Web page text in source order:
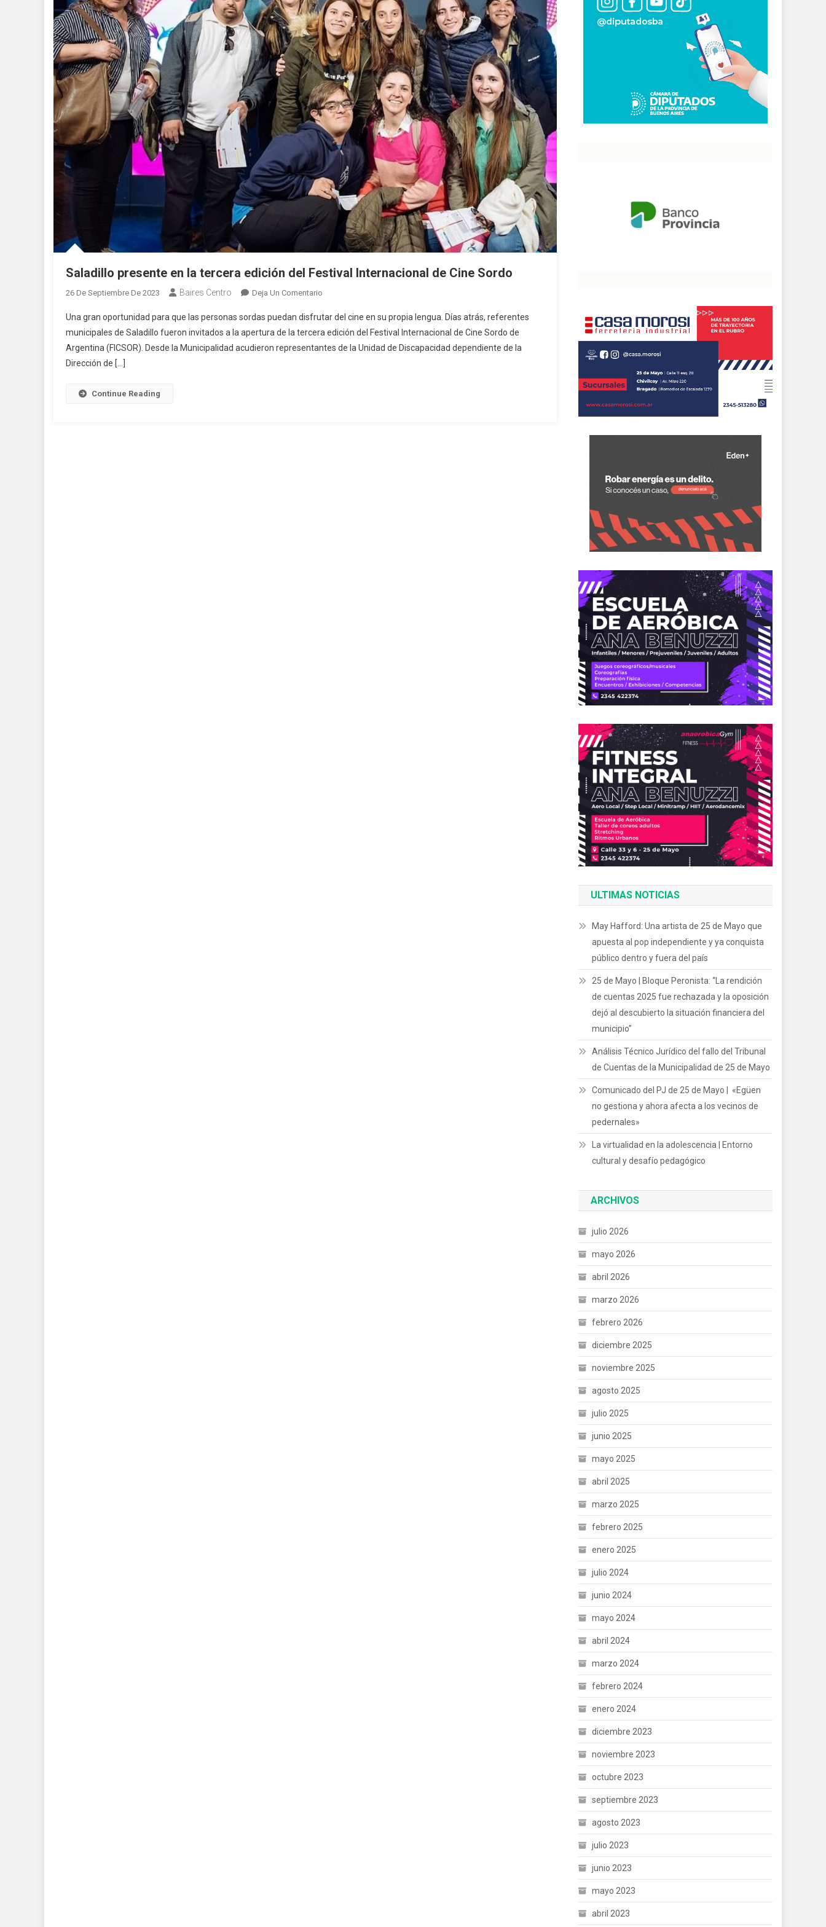
Saladillo presente en la tercera edición del Festival Internacional de Cine Sordo
26 De Septiembre De 2023 Baires Centro Deja Un Comentario
Presente
En
La
Una gran oportunidad para que las personas sordas puedan disfrutar del cine en su propia lengua. Días atrás, referentes
municipales de Saladillo fueron invitados a la apertura de la tercera edición del Festival Internacional de Cine Sordo de
Argentina (FICSOR). Desde la Municipalidad acudieron representantes de la Unidad de Discapacidad dependiente de la
Dirección de […]
Continue Reading
ULTIMAS NOTICIAS
May Hafford: Una artista de 25 de Mayo que
apuesta al pop independiente y ya conquista
público dentro y fuera del país
25 de Mayo | Bloque Peronista: “La rendición
de cuentas 2025 fue rechazada y la oposición
dejó al descubierto la situación financiera del
municipio”
Análisis Técnico Jurídico del fallo del Tribunal
de Cuentas de la Municipalidad de 25 de Mayo
Comunicado del PJ de 25 de Mayo | «Egüen
no gestiona y ahora afecta a los vecinos de
pedernales»
La virtualidad en la adolescencia | Entorno
cultural y desafío pedagógico
ARCHIVOS
julio 2026
mayo 2026
abril 2026
marzo 2026
febrero 2026
diciembre 2025
noviembre 2025
agosto 2025
julio 2025
junio 2025
mayo 2025
abril 2025
marzo 2025
febrero 2025
enero 2025
julio 2024
junio 2024
mayo 2024
abril 2024
marzo 2024
febrero 2024
enero 2024
diciembre 2023
noviembre 2023
octubre 2023
septiembre 2023
agosto 2023
julio 2023
junio 2023
mayo 2023
abril 2023